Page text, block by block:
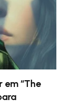
em “The